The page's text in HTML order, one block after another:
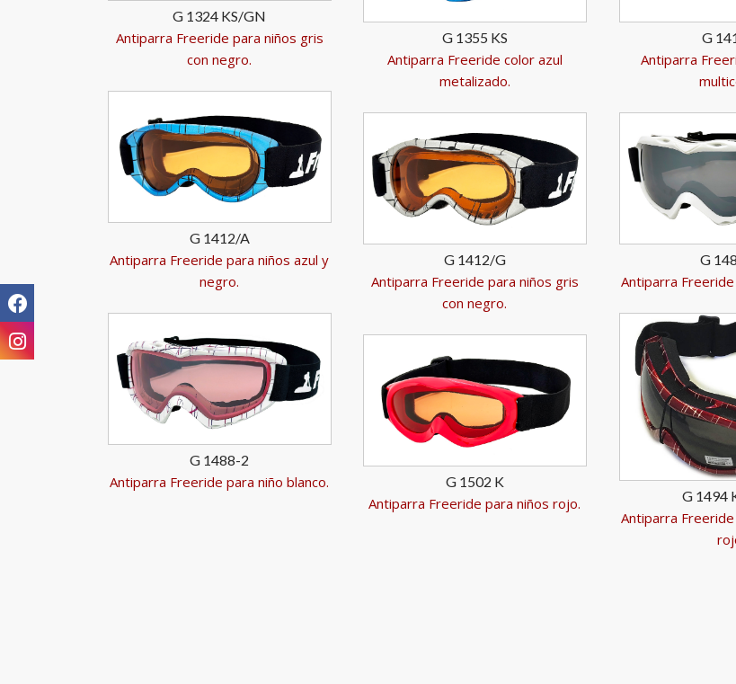
G 1324 KS/GN
Antiparra Freeride para niños gris
con negro.
G 1355 KS
Antiparra Freeride color azul
metalizado.
G
Antiparra
G 1412/A
Antiparra Freeride para niños azul y
negro.
G 1412/G
Antiparra Freeride para niños gris
con negro.
G
Antiparra
G 1488-2
Antiparra Freeride para niño blanco.
G 1494
Antiparra
G 1502 K
Antiparra Freeride para niños rojo.